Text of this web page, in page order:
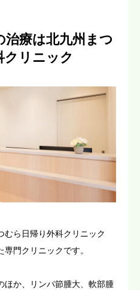
治療は北九州まつ
クリニック
むら日帰り外科クリニック
門クリニックです。
ほか、リンパ節腫大、軟部腫